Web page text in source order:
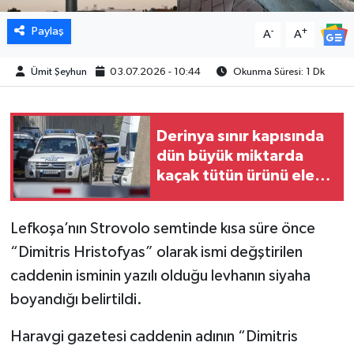
Paylaş A- A+
Ümit Şeyhun 03.07.2026 - 10:44 Okunma Süresi: 1 Dk
Derinya sınır kapısında
dün büyük miktarda
kaçak tütün ürünü ele
Lefkoşa’nın Strovolo semtinde kısa süre önce
“Dimitris Hristofyas” olarak ismi değştirilen
caddenin isminin yazılı olduğu levhanın siyaha
boyandığı belirtildi.
Haravgi gazetesi caddenin adının “Dimitris